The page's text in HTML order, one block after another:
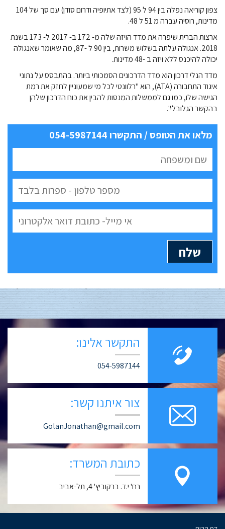
צפון קוריאה נפלה בין 94 ל 95 (לצד אתיופיה ודרום סודן) עם סך של 104
מדינות, רוסיה עברה מ 51 ל 48.
ארצות הברית שיפרה את מדד הויזה שלה מ- 172 ב- 2017 ל- 173 בשנת
2018. אנגולה עלתה בשלוש משרות, בין 90 ל -87, מה שאומר שאנגולה
יכולה להיכנס ללא ויזה ב -48 מדינות.
מדד הנלי דרכון הוא מדד הדרכונים הסמכותי ביותר. בהתבסס על נתוני
איגוד התחבורה (ATA), הוא "רלוונטי לכל מי שמעוניין לחזק את רמת
הגישה שלו, כמו גם לממשלות המנסות להבין את כוח הדרכון שלהן
בהקשר הגלובלי".
מלאו את הטופס / התקשרו 054-5987144
התקשר אלינו:
054-5987144
צור איתנו קשר:
GolanJonathan@gmail.com
כתובת המשרד:
רח' י.ד. ברקוביץ' 4, תל-אביב